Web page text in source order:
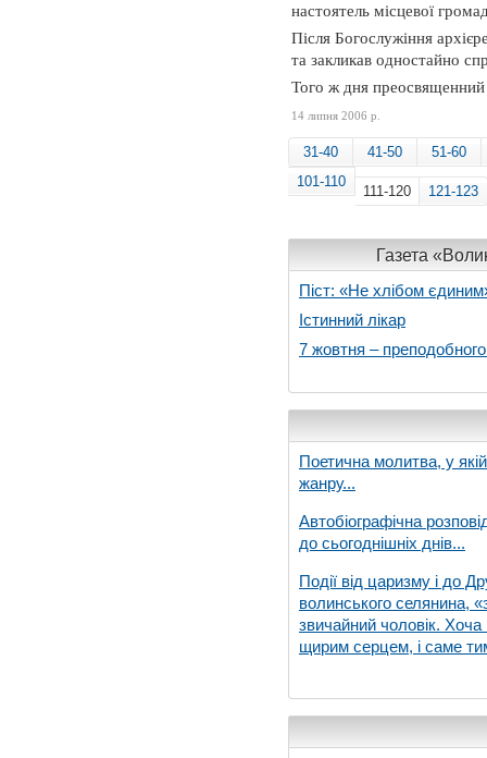
настоятель місцевої
Після Богослужіння
та закликав одностайно
Того ж дня преосвященний
14 липня 2006 р.
31-40 41-50
51-60
101-110
111-120 121-123
Газета
Піст: «Не хлібом
Істинний лікар
7 жовтня –
Поетична молитва, у
жанру...
Автобіографічна
до сьогоднішніх днів...
Події від царизму і до
волинського селянина,
звичайний чоловік. Хоча
щирим серцем, і саме